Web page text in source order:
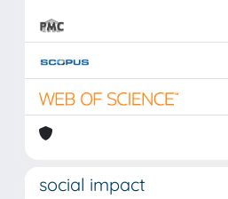
social impact